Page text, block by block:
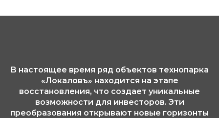
В настоящее время ряд объектов технопарка
«Локаловъ» находится на этапе
восстановления, что создает уникальные
возможности для инвесторов. Эти
преобразования открывают новые горизонты